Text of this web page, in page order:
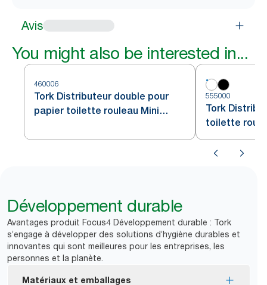
Avis
You might also be interested in...
460006
Tork Distributeur double pour
papier toilette rouleau Mini
555000
Tork
toilette
blanc T2
Développement durable
Avantages produit Focus4 Développement durable : Tork
s’engage à développer des solutions d’hygiène durables et
innovantes qui sont meilleures pour les entreprises, les
personnes et la planète.
Matériaux et emballages